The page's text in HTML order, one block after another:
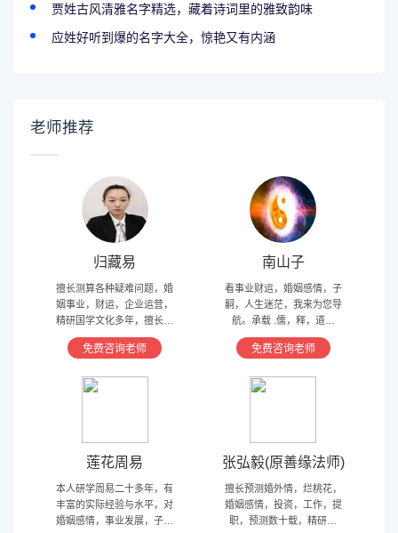
贾姓古风清雅名字精选，藏着诗词里的雅致韵味
应姓好听到爆的名字大全，惊艳又有内涵
老师推荐
归藏易
擅长测算各种疑难问题，婚
姻事业，财运，企业运营，
精研国学文化多年，擅长归
藏易，盲派占卜，太乙，河
洛卦，紫薇，奇门遁甲等多
免费咨询老师
南山子
看事业财运，婚姻感情，子
嗣，人生迷茫，我来为您导
航。承载 .儒，释，道文
化，研究易经多年，精通八
字，六爻，奇门遁甲。
免费咨询老师
莲花周易
本人研学周易二十多年，有
丰富的实际经验与水平，对
婚姻感情，事业发展，子嗣
张弘毅(原善缘法师)
擅长预测婚外情，烂桃花，
婚姻感情，投资，工作，提
职，预测数十载，精研国